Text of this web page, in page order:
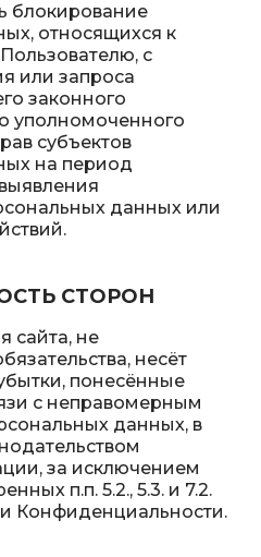
блокирование
относящихся к
с
или запроса
законного
уполномоченного
субъектов
на период
данных или
СТОРОН
сайта, не
несёт
понесённые
с неправомерным
данных, в
за исключением
п.п. 5.2., 5.3. и 7.2.
Конфиденциальности.